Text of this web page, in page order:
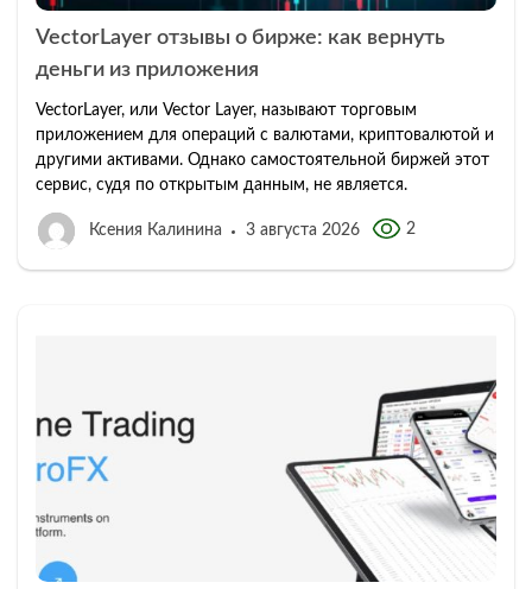
VectorLayer отзывы о бирже: как вернуть
деньги из приложения
VectorLayer, или Vector Layer, называют торговым
приложением для операций с валютами, криптовалютой и
другими активами. Однако самостоятельной биржей этот
сервис, судя по открытым данным, не является.
Ксения Калинина 3 августа 2026 2